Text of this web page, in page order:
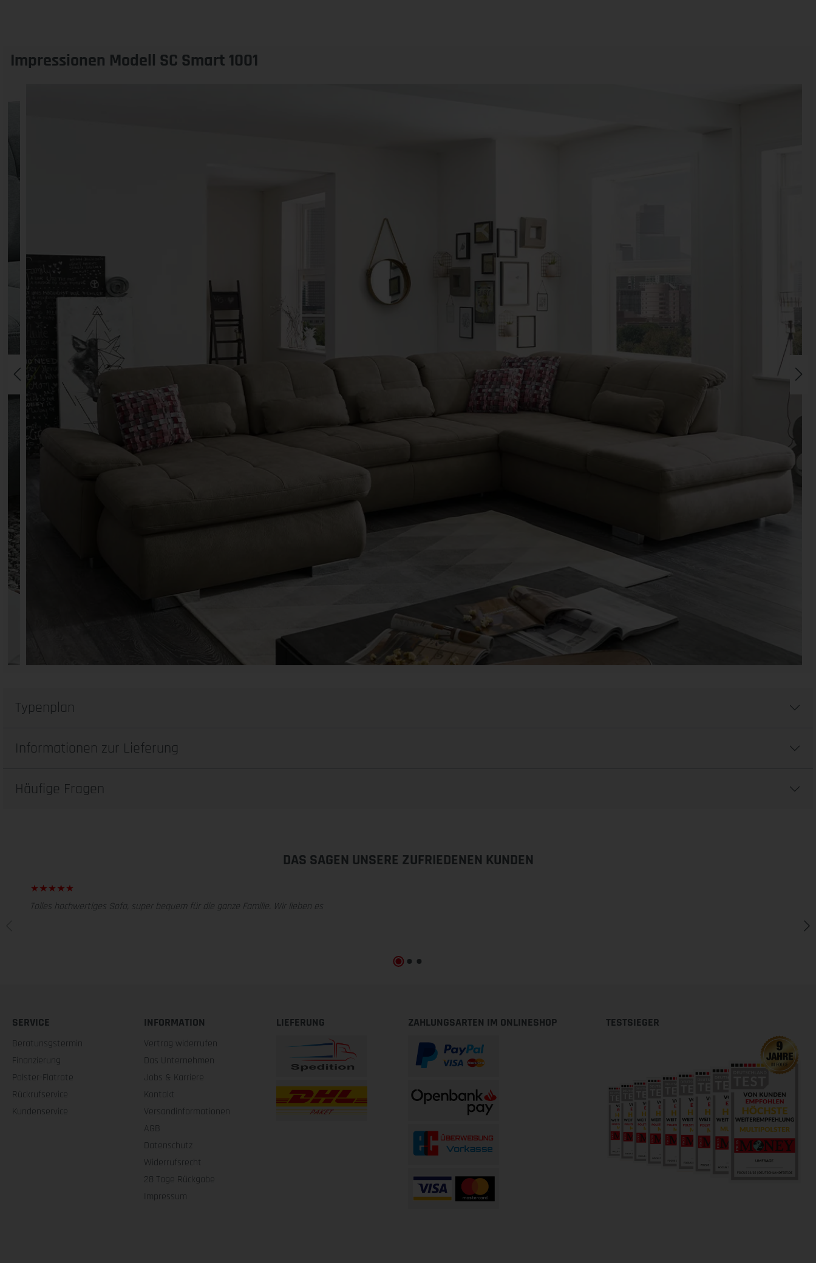
Impressionen Modell SC Smart 1001
Typenplan
Informationen zur Lieferung
Häufige Fragen
DAS SAGEN UNSERE ZUFRIEDENEN KUNDEN
Tolles hochwertiges Sofa, super bequem für die ganze Familie. Wir lieben es
SERVICE
Beratunsgstermin
Finanzierung
Polster-Flatrate
Rückrufservice
Kundenservice
INFORMATION
Vertrag widerrufen
Das Unternehmen
Jobs & Karriere
Kontakt
Versandinformationen
AGB
Datenschutz
Widerrufsrecht
28 Tage Rückgabe
Impressum
LIEFERUNG ZAHLUNGSARTEN IM ONLINESHOP TESTSIEGER